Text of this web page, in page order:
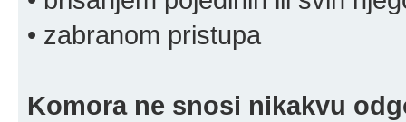
• zabranom pristupa
Komora ne snosi nikakvu